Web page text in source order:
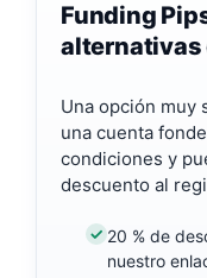
Funding
alternativas
Una opción muy
una cuenta
condiciones y
descuento al
20 % de
nuestro